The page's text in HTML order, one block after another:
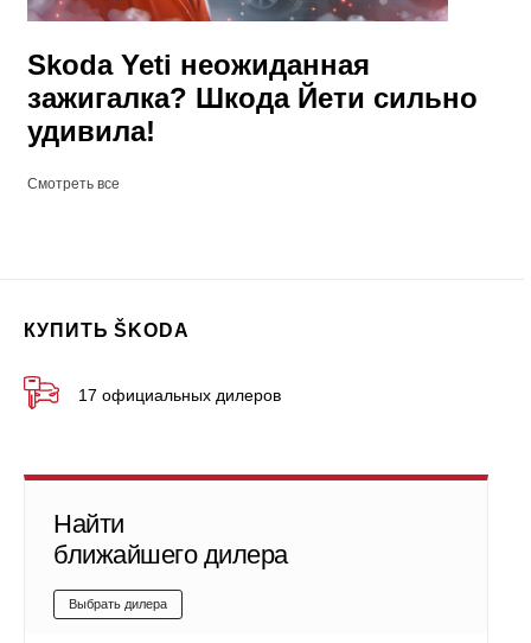
Skoda Yeti неожиданная
зажигалка? Шкода Йети сильно
удивила!
Смотреть все
КУПИТЬ ŠKODA
17 официальных дилеров
Найти
ближайшего дилера
Выбрать дилера